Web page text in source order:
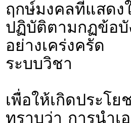
ฤกษ์มงคลที่แสด
ปฏิบัติตามกฏข้
อย่างเคร่งครัด
ระบบวิชา
เพื่อให้เกิดประโ
ทราบว่า การนำเ